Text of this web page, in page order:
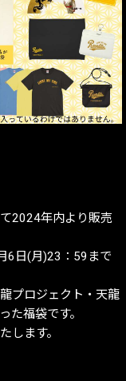
2024年内より販売
6日(月)23：59まで
プロジェクト・天龍
た福袋です。
します。